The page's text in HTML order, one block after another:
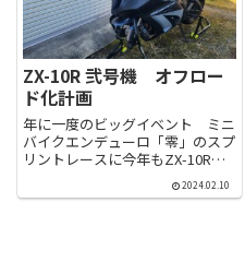
ZX-10R 弐号機 オフロー
ド化計画
年に一度のビッグイベント ミニ
バイクエンデューロ「零」のスプ
リントレースに今年もZX-10Rで
が悪かったにもかかわらず、ブロ
2024.02.10